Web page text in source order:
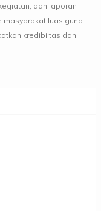
dan laporan
luas guna
kredibiltas dan